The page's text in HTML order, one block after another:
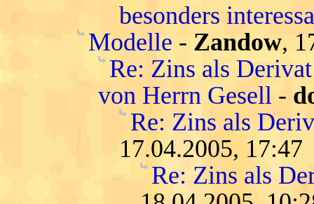
besonders
Modelle - Zandow,
Re: Zins als
von Herrn Gesell -
Re: Zins als
17.04.2005, 17:47
Re: Zins als